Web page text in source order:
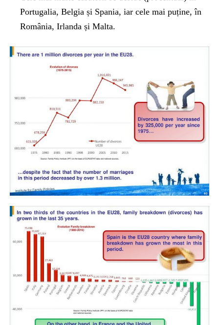
Portugalia, Belgia și Spania, iar cele mai puține, în
România, Irlanda și Malta.